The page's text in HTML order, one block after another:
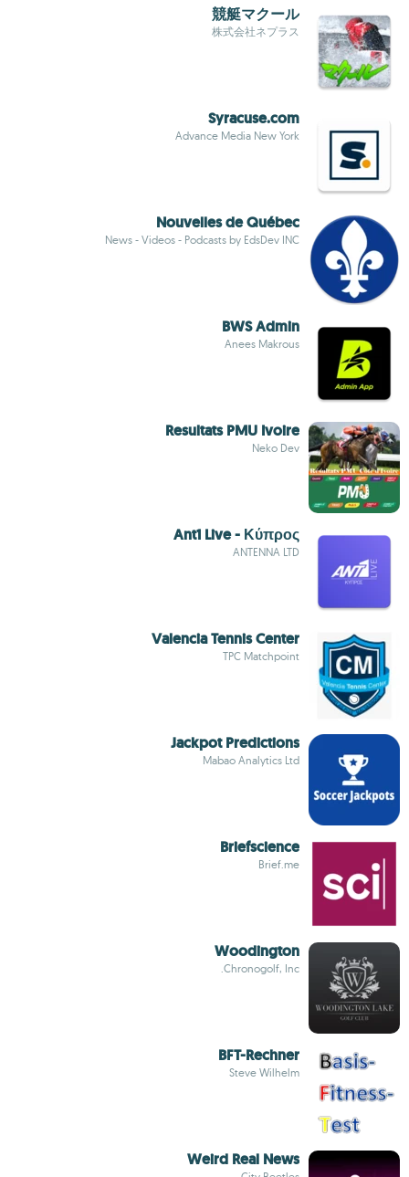
競艇マクール
株式会社ネプラス
Syracuse.com
Advance Media New York
Nouvelles de Québec
News - Videos - Podcasts by EdsDev INC
BWS Admin
Anees Makrous
Resultats PMU Ivoire
Neko Dev
Ant1 Live - Κύπρος
ANTENNA LTD
Valencia Tennis Center
TPC Matchpoint
Jackpot Predictions
Mabao Analytics Ltd
Briefscience
Brief.me
Woodington
Chronogolf, Inc.
BFT-Rechner
Steve Wilhelm
Weird Real News